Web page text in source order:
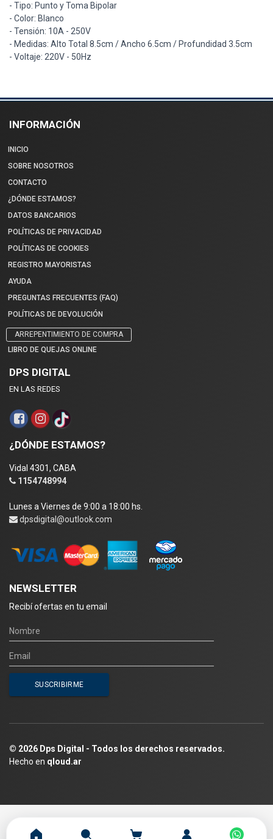
- Tipo: Punto y Toma Bipolar
- Color: Blanco
- Tensión: 10A - 250V
- Medidas: Alto Total 8.5cm / Ancho 6.5cm / Profundidad 3.5cm
- Voltaje: 220V - 50Hz
INFORMACIÓN
INICIO
SOBRE NOSOTROS
CONTACTO
¿DÓNDE ESTAMOS?
DATOS BANCARIOS
POLÍTICAS DE PRIVACIDAD
POLÍTICAS DE COOKIES
REGISTRO MAYORISTAS
AYUDA
PREGUNTAS FRECUENTES (FAQ)
POLÍTICAS DE DEVOLUCIÓN
ARREPENTIMIENTO DE COMPRA
LIBRO DE QUEJAS ONLINE
DPS DIGITAL
EN LAS REDES
¿DÓNDE ESTAMOS?
Vidal 4301, CABA
1154748994
Lunes a Viernes de 9:00 a 18:00 hs.
dpsdigital@outlook.com
NEWSLETTER
Recibí ofertas en tu email
© 2026 Dps Digital - Todos los derechos reservados.
Hecho en qloud.ar